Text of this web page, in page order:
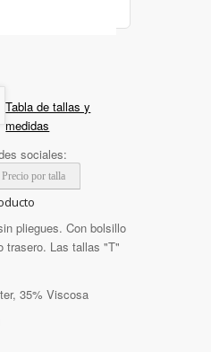
Tabla de tallas y
medidas
sociales:
Precio por talla
pliegues. Con bolsillo
trasero. Las tallas "T"
35% Viscosa